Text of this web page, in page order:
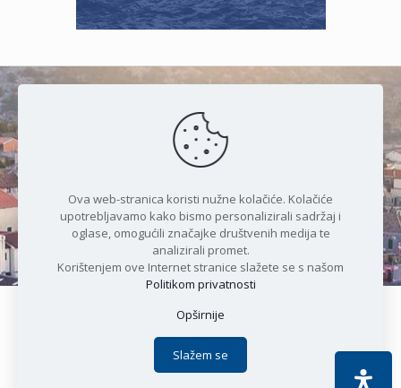
Čudesan spoj kristalnog mora i
prirode
Copyright © 2021 Općina Karlobag | Sva prava pridržana |
Politika privatnosti
Apoc IT
Ova web-stranica koristi nužne kolačiće. Kolačiće
upotrebljavamo kako bismo personalizirali sadržaj i
oglase, omogućili značajke društvenih medija te
analizirali promet.
Korištenjem ove Internet stranice slažete se s našom
Politikom privatnosti
Opširnije
Slažem se